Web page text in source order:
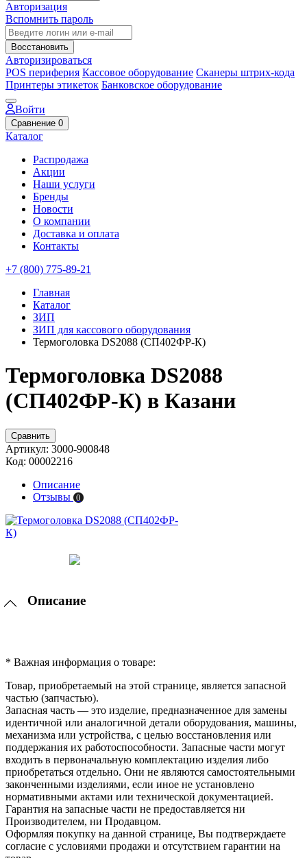
Авторизация
Вспомнить пароль
Восстановить
Авторизироваться
POS периферия Кассовое оборудование Сканеры штрих-кода
Принтеры этикеток Банковское оборудование
Войти
Сравнение 0
Каталог
Распродажа
Акции
Наши услуги
Бренды
Новости
О компании
Доставка и оплата
Контакты
+7 (800) 775-89-21
Главная
Каталог
ЗИП
ЗИП для кассового оборудования
Термоголовка DS2088 (СП402ФР-К)
Термоголовка DS2088
(СП402ФР-К) в Казани
Сравнить
Артикул: 3000-900848
Код: 00002216
Описание
Отзывы 0
Описание
* Важная информация о товаре:
Товар, приобретаемый на этой странице, является запасной
частью (запчастью).
Запасная часть — это изделие, предназначенное для замены
идентичной или аналогичной детали оборудования, машины,
механизма или устройства, с целью восстановления или
поддержания их работоспособности. Запасные части могут
входить в первоначальную комплектацию изделия либо
приобретаться отдельно. Они не являются самостоятельными
законченными изделиями, если иное не установлено
нормативными актами или технической документацией.
Гарантия на запасные части не предоставляется ни
Производителем, ни Продавцом.
Оформляя покупку на данной странице, Вы подтверждаете
согласие с условиями продажи и отсутствием гарантии на